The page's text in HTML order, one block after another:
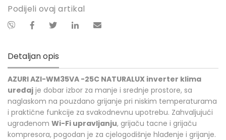
Podijeli ovaj artikal
Detaljan opis
AZURI AZI-WM35VA -25C NATURALUX inverter klima
uređaj je dobar izbor za manje i srednje prostore, sa
naglaskom na pouzdano grijanje pri niskim temperaturama
i praktične funkcije za svakodnevnu upotrebu. Zahvaljujući
ugrađenom Wi-Fi upravljanju, grijaču tacne i grijaču
kompresora, pogodan je za cjelogodišnje hlađenje i grijanje.